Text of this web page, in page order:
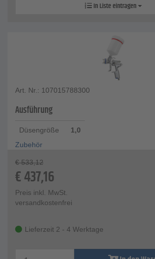
In Liste eintragen
Art. Nr.: 107015788300
Ausführung
Düsengröße
1,0
Zubehör
€ 533,12
€437,16
Preis inkl. MwSt.
versandkostenfrei
Lieferzeit 2 - 4 Werktage